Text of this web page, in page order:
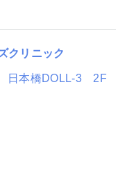
クリニック
日本橋DOLL-3 2F